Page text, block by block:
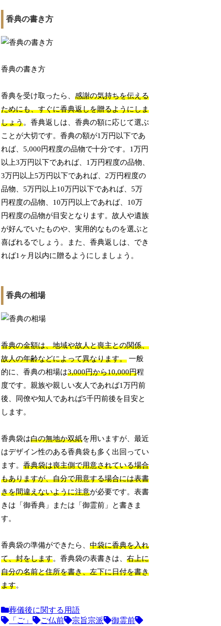
香典の書き方
香典の書き方
香典を受け取ったら、感謝の気持ちを伝える
ためにも、すぐに香典返しを贈るようにしま
しょう。香典返しは、香典の額に応じて選ぶ
ことが大切です。香典の額が1万円以下であ
れば、5,000円程度の品物で十分です。1万円
以上3万円以下であれば、1万円程度の品物、
3万円以上5万円以下であれば、2万円程度の
品物、5万円以上10万円以下であれば、5万
円程度の品物、10万円以上であれば、10万
円程度の品物が目安となります。故人や遺族
が好んでいたものや、実用的なものを選ぶと
喜ばれるでしょう。また、香典返しは、でき
れば1ヶ月以内に贈るようにしましょう。
香典の相場
香典の金額は、地域や故人と喪主との関係、
故人の年齢などによって異なります。 一般
的に、香典の相場は3,000円から10,000円程
度です。親族や親しい友人であれば1万円前
後、同僚や知人であれば5千円前後を目安と
します。
香典袋は白の無地か双紙を用いますが、最近
はデザイン性のある香典袋も多く出回ってい
ます。香典袋は喪主側で用意されている場合
もありますが、自分で用意する場合には表書
きを間違えないように注意が必要です。表書
きは「御香典」または「御霊前」と書きま
す。
香典袋の準備ができたら、中袋に香典を入れ
て、封をします。香典袋の表書きは、右上に
自分の名前と住所を書き、左下に日付を書き
ます。
葬儀後に関する用語
「ご」
ご仏前 宗旨宗派
御霊前